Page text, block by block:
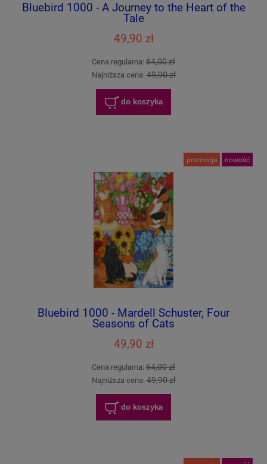
Bluebird 1000 - A Journey to the Heart of the
Tale
49,90 zł
Cena regularna: 64,00 zł
Najniższa cena:49,90 zł
do koszyka
Bluebird 1000 - Mardell Schuster, Four
Seasons of Cats
49,90 zł
Cena regularna: 64,00 zł
Najniższa cena:49,90 zł
do koszyka
promocja nowość